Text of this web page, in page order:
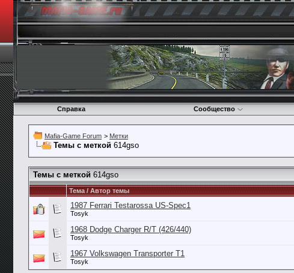
Справка Сообщество
Mafia-Game Forum > Метки
Темы с меткой 614gso
Темы с меткой 614gso
Тема / Автор темы
1987 Ferrari Testarossa US-Spec1
Tosyk
1968 Dodge Charger R/T (426/440)
Tosyk
1967 Volkswagen Transporter T1
Tosyk